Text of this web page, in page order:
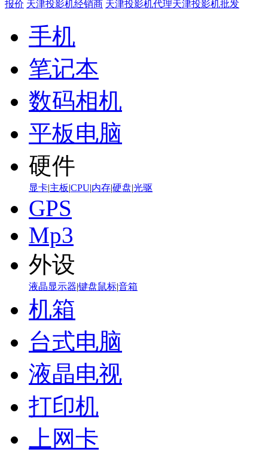
报价 天津投影机经销商 天津投影机代理天津投影机批发
手机
笔记本
数码相机
平板电脑
硬件
显卡|主板|CPU|内存|硬盘|光驱
GPS
Mp3
外设
液晶显示器|键盘鼠标|音箱
机箱
台式电脑
液晶电视
打印机
上网卡